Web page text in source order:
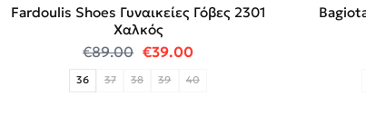
Fardoulis Shoes Γυναικείες Γόβες 2301
Χαλκός
€89.00 Original price was: €89.00.
€39.00Η τρέχουσα τιμή είναι:
36 37 38 39 40